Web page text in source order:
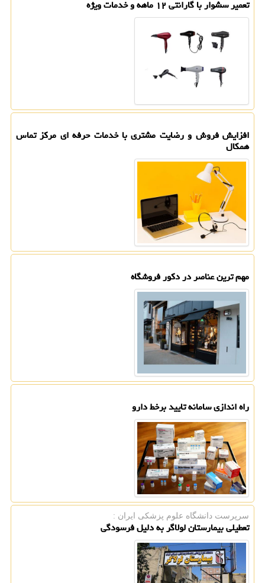
تعمیر سشوار با گارانتی ۱۲ ماهه و خدمات ویژه
افزایش فروش و رضایت مشتری با خدمات حرفه ای مرکز تماس
همکال
مهم ترین عناصر در دکور فروشگاه
راه اندازی سامانه تایید برخط دارو
سرپرست دانشگاه علوم پزشكی ایران :
تعطیلی بیمارستان لولاگر به دلیل فرسودگی